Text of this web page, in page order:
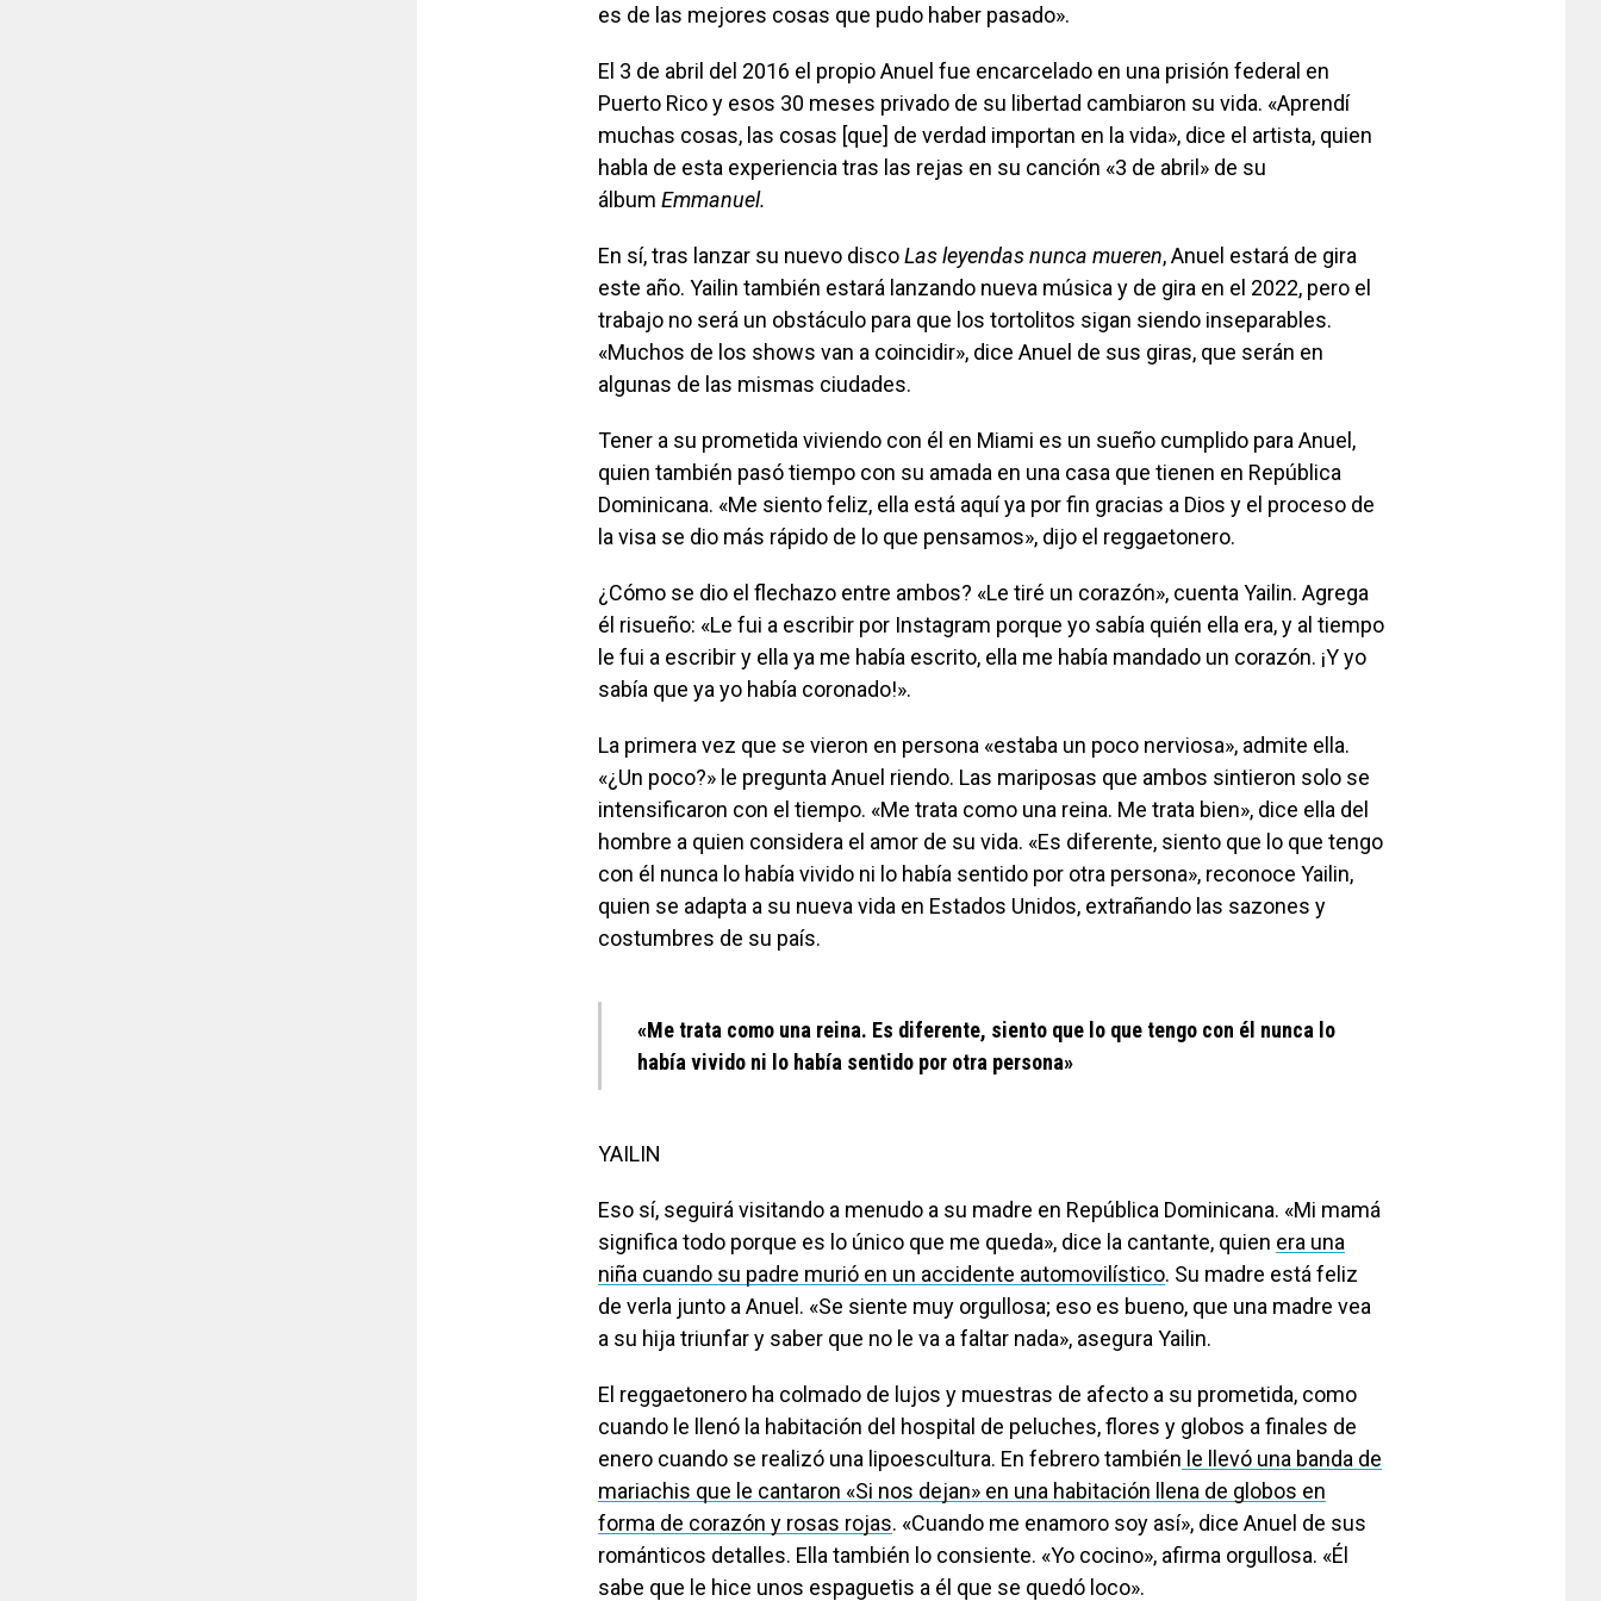
es de las mejores cosas que pudo haber pasado».
El 3 de abril del 2016 el propio Anuel fue encarcelado en una prisión federal en
Puerto Rico y esos 30 meses privado de su libertad cambiaron su vida. «Aprendí
muchas cosas, las cosas [que] de verdad importan en la vida», dice el artista, quien
habla de esta experiencia tras las rejas en su canción «3 de abril» de su
álbum Emmanuel.
En sí, tras lanzar su nuevo discoLas leyendas nunca mueren, Anuel estará de gira
este año. Yailin también estará lanzando nueva música y de gira en el 2022, pero el
trabajo no será un obstáculo para que los tortolitos sigan siendo inseparables.
«Muchos de los shows van a coincidir», dice Anuel de sus giras, que serán en
algunas de las mismas ciudades.
Tener a su prometida viviendo con él en Miami es un sueño cumplido para Anuel,
quien también pasó tiempo con su amada en una casa que tienen en República
Dominicana. «Me siento feliz, ella está aquí ya por fin gracias a Dios y el proceso de
la visa se dio más rápido de lo que pensamos», dijo el reggaetonero.
¿Cómo se dio el flechazo entre ambos? «Le tiré un corazón», cuenta Yailin. Agrega
él risueño: «Le fui a escribir por Instagram porque yo sabía quién ella era, y al tiempo
le fui a escribir y ella ya me había escrito, ella me había mandado un corazón. ¡Y yo
sabía que ya yo había coronado!».
La primera vez que se vieron en persona «estaba un poco nerviosa», admite ella.
«¿Un poco?» le pregunta Anuel riendo. Las mariposas que ambos sintieron solo se
intensificaron con el tiempo. «Me trata como una reina. Me trata bien», dice ella del
hombre a quien considera el amor de su vida. «Es diferente, siento que lo que tengo
con él nunca lo había vivido ni lo había sentido por otra persona», reconoce Yailin,
quien se adapta a su nueva vida en Estados Unidos, extrañando las sazones y
costumbres de su país.
«Me trata como una reina. Es diferente, siento que lo que tengo con él nunca lo
había vivido ni lo había sentido por otra persona»
YAILIN
Eso sí, seguirá visitando a menudo a su madre en República Dominicana. «Mi mamá
significa todo porque es lo único que me queda», dice la cantante, quien era una
niña cuando su padre murió en un accidente automovilístico. Su madre está feliz
de verla junto a Anuel. «Se siente muy orgullosa; eso es bueno, que una madre vea
a su hija triunfar y saber que no le va a faltar nada», asegura Yailin.
El reggaetonero ha colmado de lujos y muestras de afecto a su prometida, como
cuando le llenó la habitación del hospital de peluches, flores y globos a finales de
enero cuando se realizó una lipoescultura. En febrero también le llevó una banda de
mariachis que le cantaron «Si nos dejan» en una habitación llena de globos en
forma de corazón y rosas rojas. «Cuando me enamoro soy así», dice Anuel de sus
románticos detalles. Ella también lo consiente. «Yo cocino», afirma orgullosa. «Él
sabe que le hice unos espaguetis a él que se quedó loco».